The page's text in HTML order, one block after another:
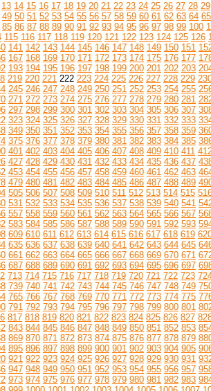
13 14 15 16 17 18 19 20 21 22 23 24 25 26 27 28 29
49 50 51 52 53 54 55 56 57 58 59 60 61 62 63 64 65
85 86 87 88 89 90 91 92 93 94 95 96 97 98 99 100
115 116 117 118 119 120 121 122 123 124 125 126
141 142 143 144 145 146 147 148 149 150 151
167 168 169 170 171 172 173 174 175 176 177
193 194 195 196 197 198 199 200 201 202 203
219 220 221 222 223 224 225 226 227 228 229
245 246 247 248 249 250 251 252 253 254 255
271 272 273 274 275 276 277 278 279 280 281
297 298 299 300 301 302 303 304 305 306 307
323 324 325 326 327 328 329 330 331 332 333
349 350 351 352 353 354 355 356 357 358 359
375 376 377 378 379 380 381 382 383 384 385
401 402 403 404 405 406 407 408 409 410 411
427 428 429 430 431 432 433 434 435 436 437
453 454 455 456 457 458 459 460 461 462 463
479 480 481 482 483 484 485 486 487 488 489
505 506 507 508 509 510 511 512 513 514 515
531 532 533 534 535 536 537 538 539 540 541
557 558 559 560 561 562 563 564 565 566 567
583 584 585 586 587 588 589 590 591 592 593
609 610 611 612 613 614 615 616 617 618 619
635 636 637 638 639 640 641 642 643 644 645
661 662 663 664 665 666 667 668 669 670 671
687 688 689 690 691 692 693 694 695 696 697
713 714 715 716 717 718 719 720 721 722 723
739 740 741 742 743 744 745 746 747 748 749
765 766 767 768 769 770 771 772 773 774 775
791 792 793 794 795 796 797 798 799 800 801
817 818 819 820 821 822 823 824 825 826 827
843 844 845 846 847 848 849 850 851 852 853
869 870 871 872 873 874 875 876 877 878 879
895 896 897 898 899 900 901 902 903 904 905
921 922 923 924 925 926 927 928 929 930 931
947 948 949 950 951 952 953 954 955 956 957
973 974 975 976 977 978 979 980 981 982 983